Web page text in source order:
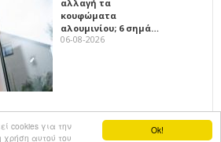
Ok!
cookies για την
αυτού του
αλλαγή τα
κουφώματα
αλουμινίου; 6 σημά…
06-08-2026
reservedKalimeraArkadia